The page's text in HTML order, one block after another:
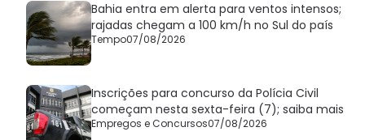
Bahia entra em alerta para ventos intensos;
rajadas chegam a 100 km/h no Sul do país
Tempo07/08/2026
Inscrições para concurso da Polícia Civil
começam nesta sexta-feira (7); saiba mais
Empregos e Concursos07/08/2026